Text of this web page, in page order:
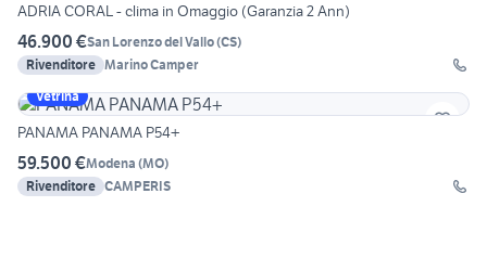
ADRIA CORAL - clima in Omaggio (Garanzia 2 Ann)
46.900 €San Lorenzo del Vallo(CS)
Rivenditore Marino Camper
Vetrina
PANAMA PANAMA P54+
59.500 €Modena (MO)
Rivenditore CAMPERIS